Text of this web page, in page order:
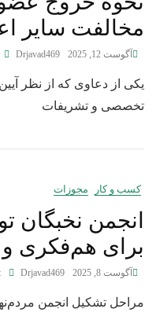
مخالفت سایر
آگوست 12, 2025 Drjavad469
یکی از دعاوی که از نظر
تخصصی و تشریفات
کسب و کار مجوزات
انجمن نخبگان
برای هم‌فکری
آگوست 8, 2025 Drjavad469